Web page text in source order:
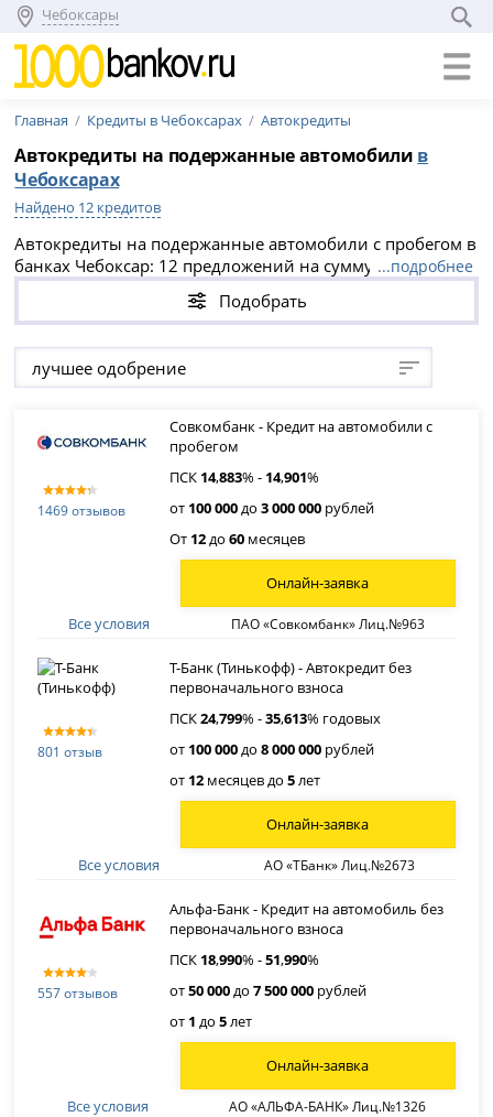
Чебоксары
Главная Кредиты в Чебоксарах Автокредиты
Автокредиты на подержанные автомобили в
Чебоксарах
Найдено 12 кредитов
Автокредиты на подержанные автомобили с пробегом в
банках Чебоксар: 12 предложений на сумму от 50 000 до
15 000 000 рублей. Срок кредитования — до 5 лет, ПСК
— от 14.883% до 51.99% годовых. Кредит на б/у
автомобиль можно оформить как с первоначальным
взносом, так и без него.
...подробнее
Подобрать
лучшее одобрение
1469 отзывов
Совкомбанк - Кредит на автомобили с
пробегом
ПСК 14,883% - 14,901%
от 100 000до3 000 000 рублей
От 12до60 месяцев
Все условия ПАО «Совкомбанк» Лиц.№963
Онлайн-заявка
801 отзыв
Т-Банк (Тинькофф) - Автокредит без
первоначального взноса
ПСК24,799% -35,613% годовых
от 100 000до8 000 000 рублей
от 12 месяцев до5лет
Все условия АО «ТБанк» Лиц.№2673
Онлайн-заявка
557 отзывов
Альфа-Банк - Кредит на автомобиль без
первоначального взноса
ПСК 18,990% -51,990%
от50 000до7 500 000 рублей
от 1 до5лет
Все условия АО «АЛЬФА-БАНК» Лиц.№1326
Онлайн-заявка